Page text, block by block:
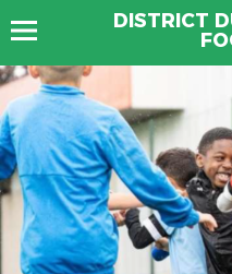
DISTRICT